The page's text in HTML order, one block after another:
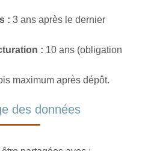
: 3 ans après le dernier
: 10 ans (obligation
maximum après dépôt.
des données